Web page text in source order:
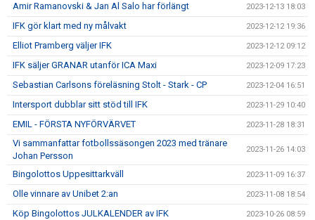
Amir Ramanovski & Jan Al Salo har förlängt 2023-12-13 18:03
IFK gör klart med ny målvakt 2023-12-12 19:36
Elliot Pramberg väljer IFK 2023-12-12 09:12
IFK säljer GRANAR utanför ICA Maxi 2023-12-09 17:23
Sebastian Carlsons föreläsning Stolt - Stark - CP 2023-12-04 16:51
Intersport dubblar sitt stöd till IFK 2023-11-29 10:40
EMIL - FÖRSTA NYFÖRVÄRVET 2023-11-28 18:31
Vi sammanfattar fotbollssäsongen 2023 med tränare
Johan Persson
2023-11-26 14:03
Bingolottos Uppesittarkväll 2023-11-09 16:37
Olle vinnare av Unibet 2:an 2023-11-08 18:54
Köp Bingolottos JULKALENDER av IFK 2023-10-26 08:59